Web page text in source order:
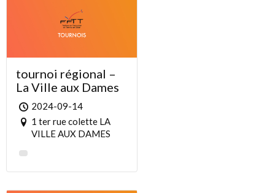
tournoi régional –
La Ville aux Dames
2024-09-14
1 ter rue colette LA
VILLE AUX DAMES